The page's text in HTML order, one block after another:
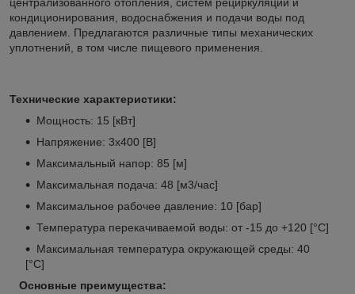
кондиционирования, водоснабжения и подачи воды под
давлением. Предлагаются различные типы механических
уплотнений, в том числе пищевого применения.
Технические характеристики:
Мощность: 15 [кВт]
Напряжение: 3х400 [В]
Максимальный напор: 85 [м]
Максимальная подача: 48 [м3/час]
Максимальное рабочее давление: 10 [бар]
Температура перекачиваемой воды: от -15 до +120 [°С]
Максимальная температура окружающей среды: 40
[°С]
Основные преимущества: